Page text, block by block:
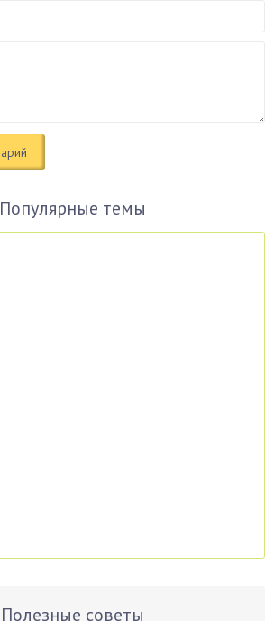
Популярные темы
Полезные советы